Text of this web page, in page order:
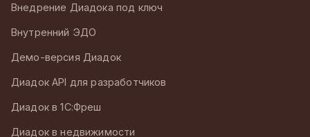
Внедрение Диадока под ключ
Внутренний ЭДО
Демо-версия Диадок
Диадок API для разработчиков
Диадок в 1С:Фреш
Диадок в недвижимости